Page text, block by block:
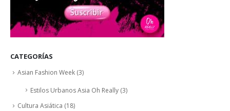
CATEGORÍAS
Asian Fashion Week (3)
Estilos Urbanos Asia Oh Really (3)
Cultura Asiática (18)